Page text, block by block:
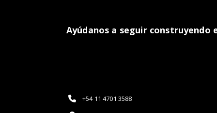
Ayúdanos a seguir
+54 11 4701 3588